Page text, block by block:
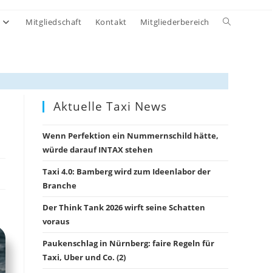
Mitgliedschaft Kontakt Mitgliederbereich
Website-
Aktuelle Taxi News
Wenn Perfektion ein Nummernschild hätte,
würde darauf INTAX stehen
Taxi 4.0: Bamberg wird zum Ideenlabor der
Branche
Der Think Tank 2026 wirft seine Schatten
voraus
Paukenschlag in Nürnberg: faire Regeln für
Taxi, Uber und Co. (2)